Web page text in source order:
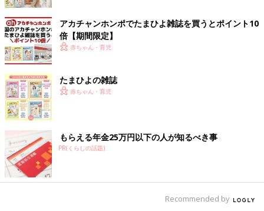
アカチャンホンポでたまひよ雑誌を買うとポイント10
倍【期間限定】
赤ちゃん・育児
たまひよの雑誌
赤ちゃん・育児
もらえる年金25万円以下の人が知るべき事
PR(くらしの話題)
Recommended by